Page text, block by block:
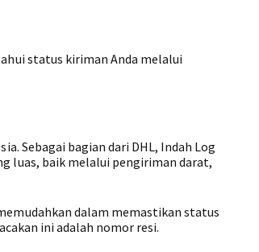
status kiriman Anda melalui
Sebagai bagian dari DHL, Indah Log
luas, baik melalui pengiriman darat,
dalam memastikan status
ini adalah nomor resi.